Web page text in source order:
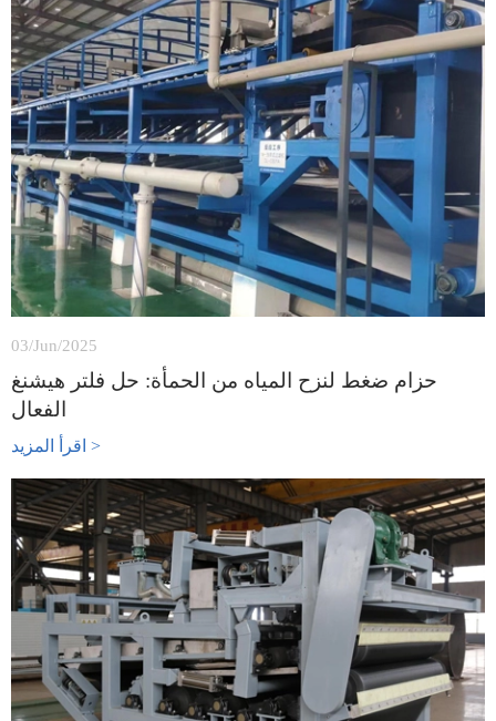
03/Jun/2025
حزام ضغط لنزح المياه من الحمأة: حل فلتر هيشنغ
الفعال
اقرأ المزيد >